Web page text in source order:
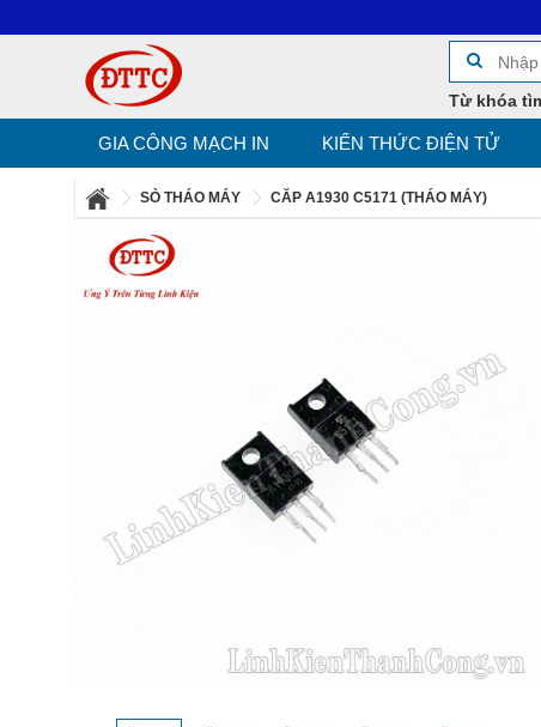
Từ khóa
GIA CÔNG MẠCH IN KIẾN THỨC ĐIỆN TỬ
SÒ THÁO MÁY CĂP A1930 C5171 (THÁO MÁY)